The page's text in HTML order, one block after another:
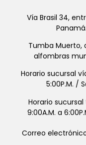
Vía Brasil 34,
Tumba Muerto,
alfombras
Horario sucursal
5:00P.M. /
Horario
9:00A.M. a
Correo